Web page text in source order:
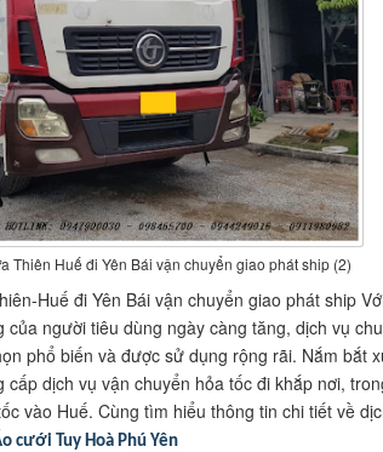
Thiên Huế đi Yên Bái vận chuyển giao phát ship (2)
Huế đi Yên Bái vận chuyển giao phát ship
của người tiêu dùng ngày càng tăng, dịch vụ
phổ biến và được sử dụng rộng rãi. Nắm bắt
cấp dịch vụ vận chuyển hỏa tốc đi khắp nơi,
vào Huế. Cùng tìm hiểu thông tin chi tiết về
cưới Tuy Hoà Phú Yên